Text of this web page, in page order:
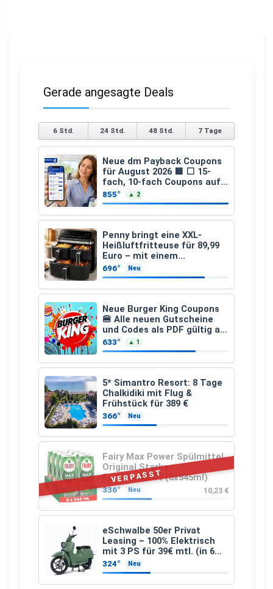
Gerade angesagte Deals
6 Std. 24 Std. 48 Std. 7 Tage
Neue dm Payback Coupons
für August 2026 🟦 ⬜ 15-
fach, 10-fach Coupons auf
den gesamten Einkauf ab 2
€
855° ▲ 2
Penny bringt eine XXL-
Heißluftfritteuse für 89,99
Euro – mit einem
besonderen Vorteil
696° Neu
Neue Burger King Coupons
🍔 Alle neuen Gutscheine
und Codes als PDF gültig ab
25.07.2026 bis 04.09.2026
633° ▲ 1
5* Simantro Resort: 8 Tage
Chalkidiki mit Flug &
Frühstück für 389 €
366° Neu
VERPASST
Fairy Max Power Spülmittel
Original Starke
Fettlösekraft (8x545ml)
336° Neu 10,23 €
eSchwalbe 50er Privat
Leasing – 100% Elektrisch
mit 3 PS für 39€ mtl. (in 6
schicken Farben LF: 0.43, 36
Monate, Bereitstellung:
159,00 €, 2.500 km/Jahr)
324° Neu